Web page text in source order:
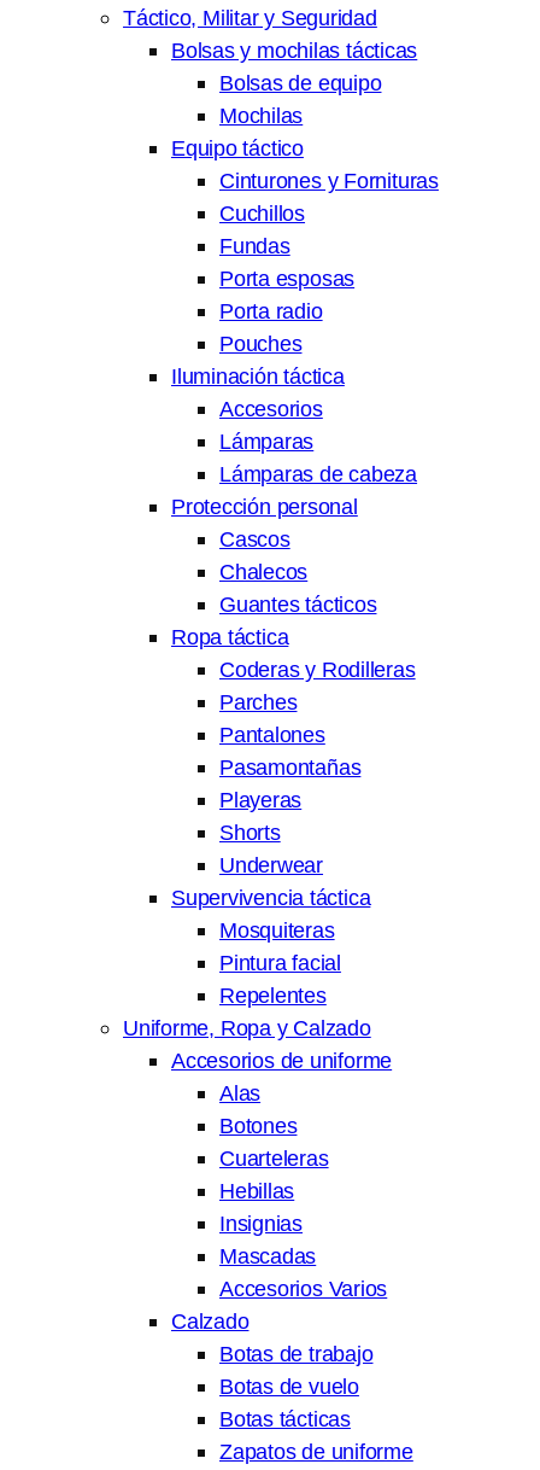
Táctico, Militar y Seguridad
Bolsas y mochilas tácticas
Bolsas de equipo
Mochilas
Equipo táctico
Cinturones y Fornituras
Cuchillos
Fundas
Porta esposas
Porta radio
Pouches
Iluminación táctica
Accesorios
Lámparas
Lámparas de cabeza
Protección personal
Cascos
Chalecos
Guantes tácticos
Ropa táctica
Coderas y Rodilleras
Parches
Pantalones
Pasamontañas
Playeras
Shorts
Underwear
Supervivencia táctica
Mosquiteras
Pintura facial
Repelentes
Uniforme, Ropa y Calzado
Accesorios de uniforme
Alas
Botones
Cuarteleras
Hebillas
Insignias
Mascadas
Accesorios Varios
Calzado
Botas de trabajo
Botas de vuelo
Botas tácticas
Zapatos de uniforme